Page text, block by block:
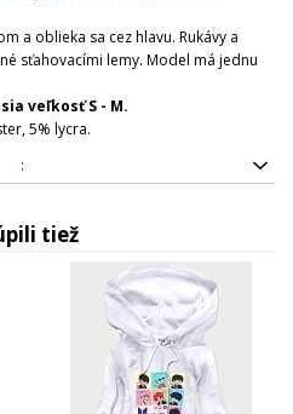
a oblieka sa cez hlavu. Rukávy a
sťahovacími lemy. Model má jednu
veľkosť S - M.
5% lycra.
:
tiež